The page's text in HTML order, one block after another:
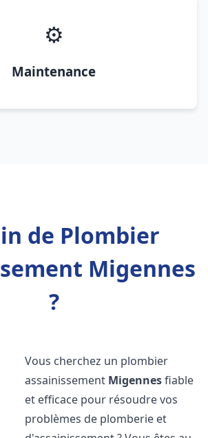
⚙️
Maintenance
de Plombier
Migennes
?
Vous cherchez un plombier
assainissement Migennesfiable
et efficace pour résoudre vos
problèmes de plomberie et